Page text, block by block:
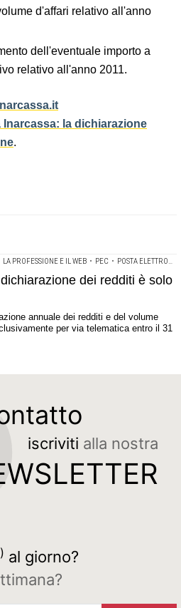
d'affari relativo all'anno
dell'eventuale importo a
relativo all'anno 2011.
Inarcassa: la dichiarazione
.
LA PROFESSIONE E IL WEB • PEC • POSTA ELETTRONICA CERTIFICATA
dei redditi è solo
annuale dei redditi e del volume
per via telematica entro il 31
iscriviti alla nostra
al giorno?